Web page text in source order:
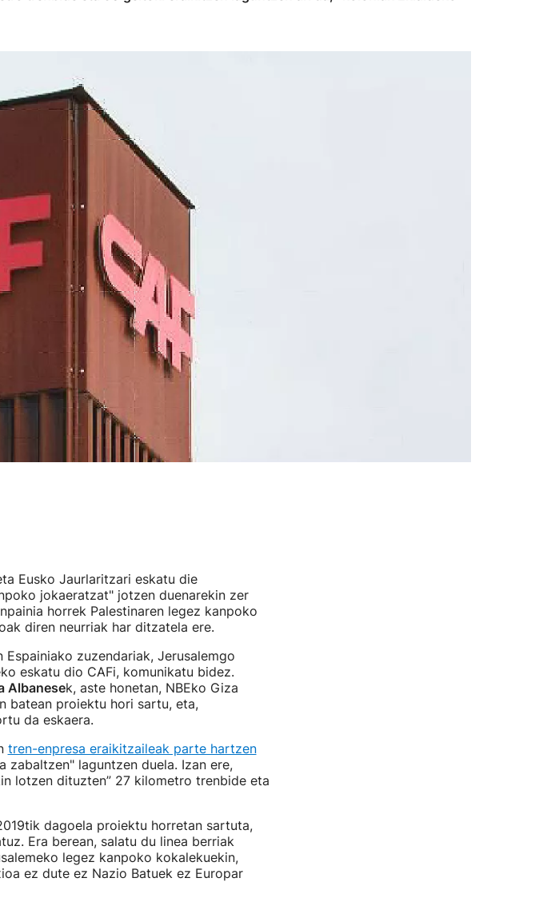
Eusko Jaurlaritzari eskatu die
jokaeratzat" jotzen duenarekin zer
horrek Palestinaren legez kanpoko
diren neurriak har ditzatela ere.
zuzendariak, Jerusalemgo
eskatu dio CAFi, komunikatu bidez.
Albanesek, aste honetan, NBEko Giza
batean proiektu hori sartu, eta,
da eskaera.
tren-enpresa eraikitzaileak parte hartzen
zabaltzen" laguntzen duela. Izan ere,
lotzen dituzten” 27 kilometro trenbide eta
dagoela proiektu horretan sartuta,
Era berean, salatu du linea berriak
legez kanpoko kokalekuekin,
ez dute ez Nazio Batuek ez Europar